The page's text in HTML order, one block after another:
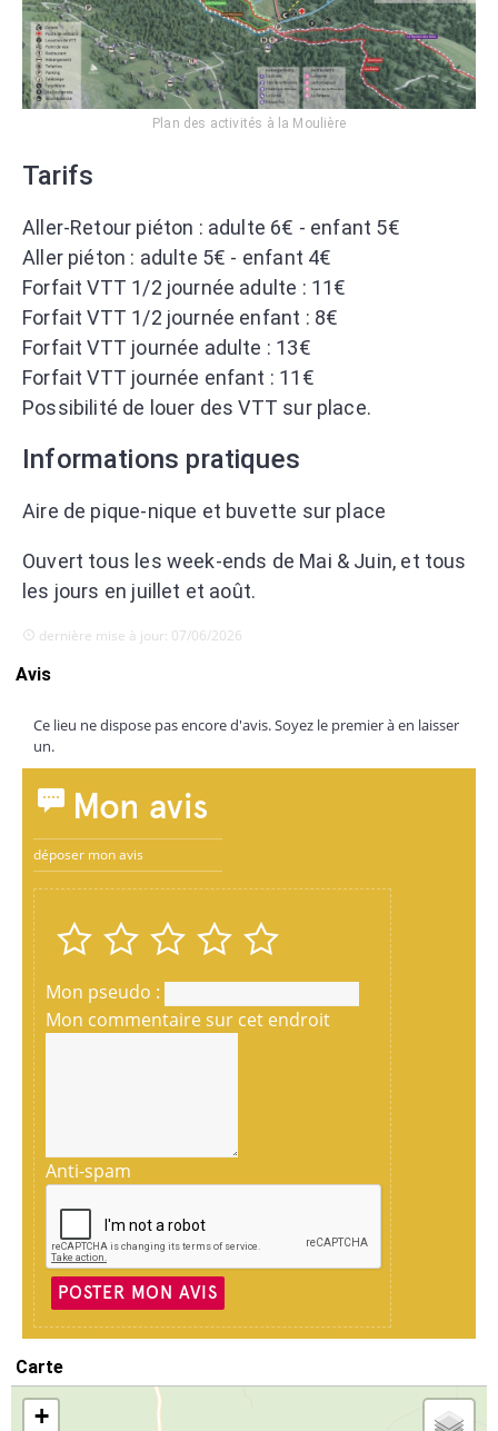
Plan des activités à la Moulière
Tarifs
Aller-Retour piéton : adulte 6€ - enfant 5€
Aller piéton : adulte 5€ - enfant 4€
Forfait VTT 1/2 journée adulte : 11€
Forfait VTT 1/2 journée enfant : 8€
Forfait VTT journée adulte : 13€
Forfait VTT journée enfant : 11€
Possibilité de louer des VTT sur place.
Informations pratiques
Aire de pique-nique et buvette sur place
Ouvert tous les week-ends de Mai & Juin, et tous
les jours en juillet et août.
dernière mise à jour: 07/06/2026
Avis
Ce lieu ne dispose pas encore d'avis. Soyez le premier à en laisser
un.
Mon avis
déposer mon avis
Mon pseudo :
Mon commentaire sur cet endroit
Anti-spam
POSTER MON AVIS
Carte
+